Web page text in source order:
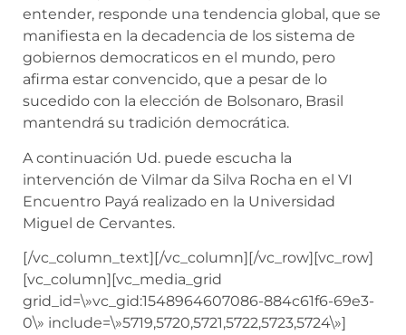
entender, responde una tendencia global, que se
manifiesta en la decadencia de los sistema de
gobiernos democraticos en el mundo, pero
afirma estar convencido, que a pesar de lo
sucedido con la elección de Bolsonaro, Brasil
mantendrá su tradición democrática.
A continuación Ud. puede escucha la
intervención de Vilmar da Silva Rocha en el VI
Encuentro Payá realizado en la Universidad
Miguel de Cervantes.
[/vc_column_text][/vc_column][/vc_row][vc_row]
[vc_column][vc_media_grid
grid_id=\»vc_gid:1548964607086-884c61f6-69e3-
0\» include=\»5719,5720,5721,5722,5723,5724\»]